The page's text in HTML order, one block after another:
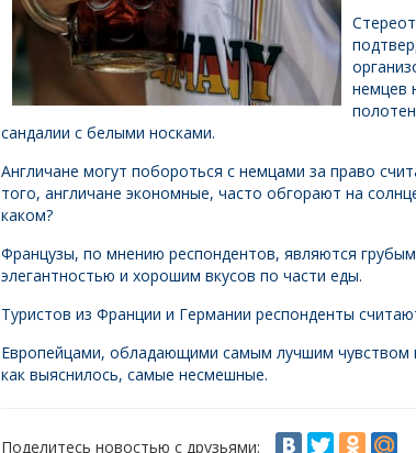
немцев
сандалии с белыми носками.
Англичане могут побороться с немцами за право
того, англичане экономные, часто обгорают на
каком?
Французы, по мнению респондентов, являются
элегантностью и хорошим вкусов по части еды.
Туристов из Франции и Германии респонденты
Европейцами, обладающими самым лучшим
как выяснилось, самые несмешные.
Поделитесь новостью с друзьями: